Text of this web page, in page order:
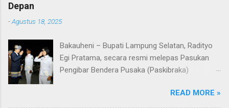
Depan
-Agustus 18, 2025
Bakauheni – Bupati Lampung Selatan, Radityo
Egi Pratama, secara resmi melepas Pasukan
Pengibar Bendera Pusaka (Paskibraka)
Pelepasan dilakukan usai upacara penurunan
READ MORE »